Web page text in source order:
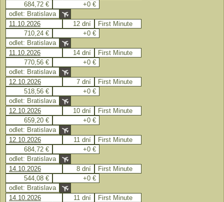
684,72 €
+0 €
odlet: Bratislava
11.10.2026
12 dní
First Minute
710,24 €
+0 €
odlet: Bratislava
11.10.2026
14 dní
First Minute
770,56 €
+0 €
odlet: Bratislava
12.10.2026
7 dní
First Minute
518,56 €
+0 €
odlet: Bratislava
12.10.2026
10 dní
First Minute
659,20 €
+0 €
odlet: Bratislava
12.10.2026
11 dní
First Minute
684,72 €
+0 €
odlet: Bratislava
14.10.2026
8 dní
First Minute
544,08 €
+0 €
odlet: Bratislava
14.10.2026
11 dní
First Minute